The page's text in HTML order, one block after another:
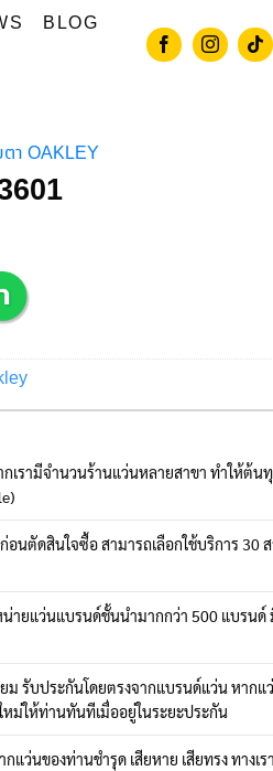
BLOG
า OAKLEY
กเรามีจำนวนร้านแว่นหลายสาขา ทำให้ต้น
อนตัดสินใจซื้อ สามารถเลือกใช้บริการ 30
น่ายแว่นแบรนด์ชั้นนำมากกว่า 500 แบรน
ม รับประกันโดยตรงจากแบรนด์แว่น หาก
หม่ให้ท่านทันทีเมื่ออยู่ในระยะประกัน
แว่นของท่านชำรุด เสียหาย เสียทรง ทางเ